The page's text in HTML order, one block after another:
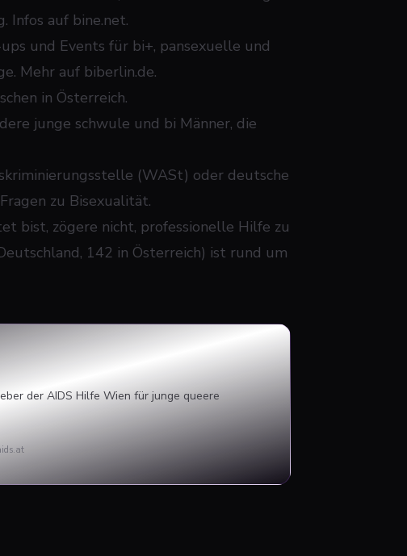
Infos auf bine.net.
und Events für bi+, pansexuelle und
Mehr auf biberlin.de.
in Österreich.
junge schwule und bi Männer, die
(WASt) oder deutsche
zu Bisexualität.
bist, zögere nicht, professionelle Hilfe zu
142 in Österreich) ist rund um
der AIDS Hilfe Wien für junge queere